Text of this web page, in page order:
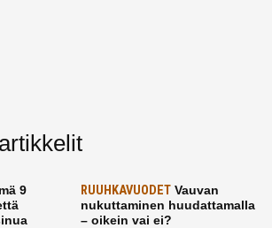
9
RUUHKAVUODETVauvan
nukuttaminen huudattamalla
– oikein vai ei?